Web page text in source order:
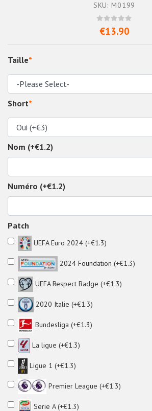
SKU: M0199
€13.90
Taille*
Short*
Nom (+€1.2)
Numéro (+€1.2)
Patch
UEFA Euro 2024 (+€1.3)
2024 Foundation (+€1.3)
UEFA Respect Badge (+€1.3)
2020 Italie (+€1.3)
Bundesliga (+€1.3)
La ligue (+€1.3)
Ligue 1 (+€1.3)
Premier League (+€1.3)
Serie A (+€1.3)